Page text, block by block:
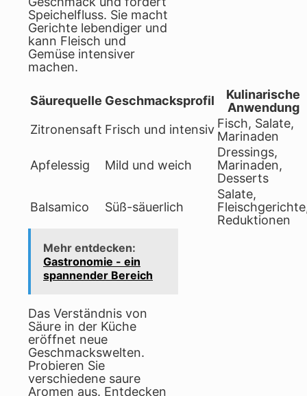
Speichelfluss. Sie macht
Gerichte lebendiger und
kann Fleisch und
Gemüse intensiver
machen.
Säurequelle Geschmacksprofil
Kulinarische
Anwendung
Zitronensaft Frisch und intensiv Fisch, Salate,
Marinaden
Apfelessig
Mild und weich
Dressings,
Marinaden,
Desserts
Balsamico
Süß-säuerlich
Salate,
Reduktionen
Mehr entdecken:
Gastronomie - ein
spannender Bereich
Das Verständnis von
Säure in der Küche
eröffnet neue
Geschmackswelten.
Probieren Sie
verschiedene saure
Aromen aus. Entdecken